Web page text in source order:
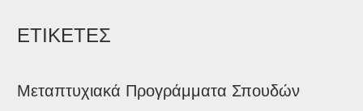
ΕΤΙΚΕΤΕΣ
Μεταπτυχιακά Προγράμματα Σπουδών